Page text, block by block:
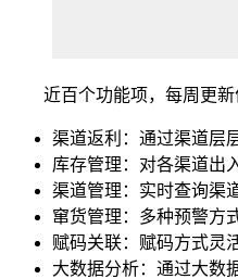
近百个功能项，每周更新
渠道返利：通过渠道层
库存管理：对各渠道出
渠道管理：实时查询渠
窜货管理：多种预警方
赋码关联：赋码方式灵
大数据分析：通过大数